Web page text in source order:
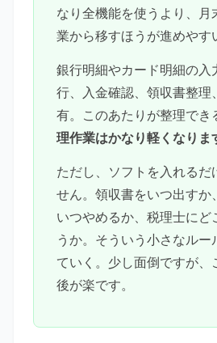
なり全機能を使うより、月
業から移すほうが進めやす
銀行明細やカード明細の入
行、入金確認、領収書整理
有。このあたりが整理でき
理作業はかなり軽くなりま
ただし、ソフトを入れるだ
せん。領収書をいつ出すか
いつやめるか、税理士にど
うか。そういう小さなルー
ていく。少し面倒ですが、
後が楽です。